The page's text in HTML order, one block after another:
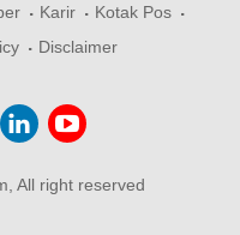
Karir
Kotak Pos
Disclaimer
All right reserved